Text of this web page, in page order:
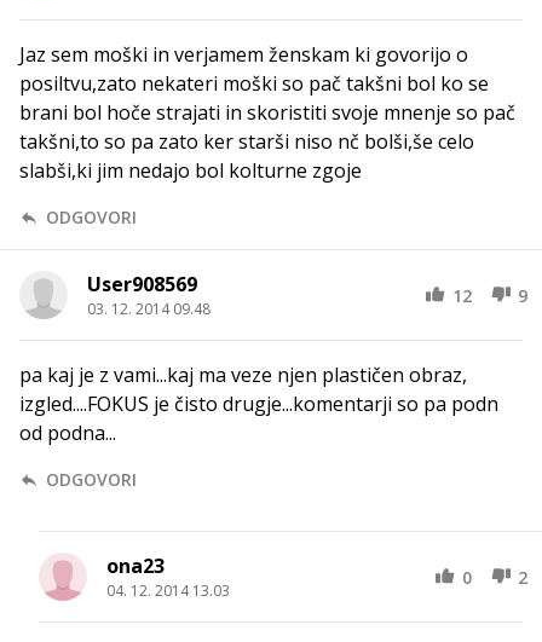
Jaz sem moški in verjamem ženskam ki govorijo o
posiltvu,zato nekateri moški so pač takšni bol ko se
brani bol hoče strajati in skoristiti svoje mnenje so pač
takšni,to so pa zato ker starši niso nč bolši,še celo
slabši,ki jim nedajo bol kolturne zgoje
ODGOVORI
User908569
03. 12. 2014 09.48
12 9
pa kaj je z vami...kaj ma veze njen plastičen obraz,
izgled....FOKUS je čisto drugje...komentarji so pa podn
od podna...
ODGOVORI
ona23
04. 12. 2014 13.03
0 2